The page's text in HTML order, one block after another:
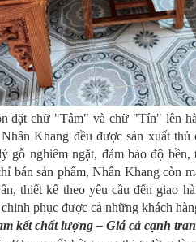
đặt chữ "Tâm" và chữ "Tín" lên
Khang đều được sản xuất
gỗ nghiêm ngặt, đảm bảo độ
bán sản phẩm, Nhân Khang còn
thiết kế theo yêu cầu đến giao
phục được cả những khách
kết chất lượng – Giá cả cạnh